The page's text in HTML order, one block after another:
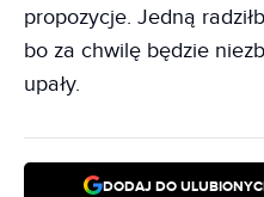
propozycje. Jedną
bo za chwilę będzie
upały.
DODAJ DO